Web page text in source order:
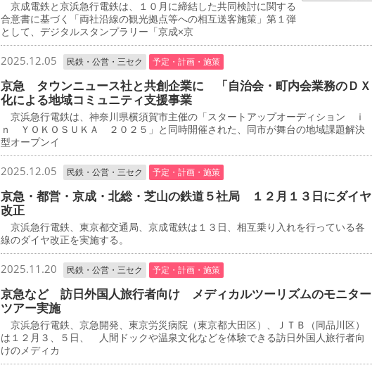
京成電鉄と京浜急行電鉄は、１０月に締結した共同検討に関する
合意書に基づく「両社沿線の観光拠点等への相互送客施策」第１弾
として、デジタルスタンプラリー「京成×京
2025.12.05 民鉄・公営・三セク 予定・計画・施策
京急 タウンニュース社と共創企業に 「自治会・町内会業務のＤＸ
化による地域コミュニティ支援事業
京浜急行電鉄は、神奈川県横須賀市主催の「スタートアップオーディション ｉ
ｎ ＹＯＫＯＳＵＫＡ ２０２５」と同時開催された、同市が舞台の地域課題解決
型オープンイ
2025.12.05 民鉄・公営・三セク 予定・計画・施策
京急・都営・京成・北総・芝山の鉄道５社局 １２月１３日にダイヤ
改正
京浜急行電鉄、東京都交通局、京成電鉄は１３日、相互乗り入れを行っている各
線のダイヤ改正を実施する。
2025.11.20 民鉄・公営・三セク 予定・計画・施策
京急など 訪日外国人旅行者向け メディカルツーリズムのモニター
ツアー実施
京浜急行電鉄、京急開発、東京労災病院（東京都大田区）、ＪＴＢ（同品川区）
は１２月３、５日、 人間ドックや温泉文化などを体験できる訪日外国人旅行者向
けのメディカ